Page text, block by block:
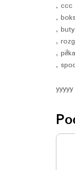
, ccc
,
,
,
,
,
yyyyy